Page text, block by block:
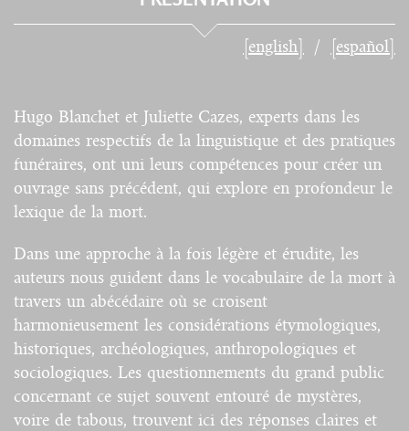
[english] [español]
Hugo Blanchet et Juliette Cazes, experts dans les
domaines respectifs de la linguistique et des pratiques
funéraires, ont uni leurs compétences pour créer un
ouvrage sans précédent, qui explore en profondeur le
lexique de la mort.
Dans une approche à la fois légère et érudite, les
auteurs nous guident dans le vocabulaire de la mort à
travers un abécédaire où se croisent
harmonieusement les considérations étymologiques,
historiques, archéologiques, anthropologiques et
sociologiques. Les questionnements du grand public
concernant ce sujet souvent entouré de mystères,
voire de tabous, trouvent ici des réponses claires et